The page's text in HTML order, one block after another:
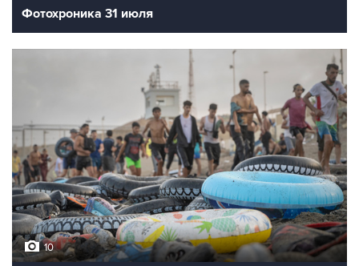
Фотохроника 31 июля
10